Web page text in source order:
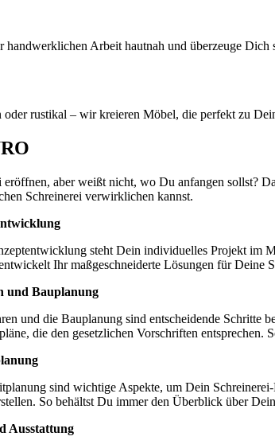
handwerklichen Arbeit hautnah und überzeuge
oder rustikal – wir kreieren Möbel, die perfekt zu
aber weißt nicht, wo Du anfangen sollst?
Schreinerei verwirklichen kannst.
steht Dein individuelles Projekt im
Ihr maßgeschneiderte Lösungen für Deine
und Bauplanung
und die Bauplanung sind entscheidende
die den gesetzlichen Vorschriften
sind wichtige Aspekte, um Dein
So behältst Du immer den Überblick über
Ausstattung